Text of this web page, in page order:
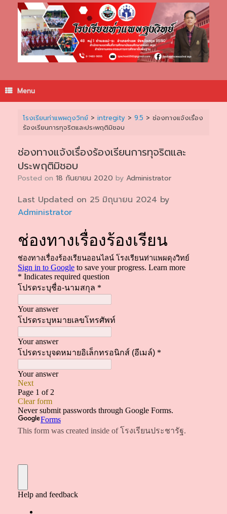
Menu
โรงเรียนท่าแพผดุงวิทย์> intregity> 9.5 > ช่องทางแจ้งเรื่อง
ร้องเรียนการทุจริตและประพฤติมิชอบ
ช่องทางแจ้งเรื่องร้องเรียนการทุจริตและ
ประพฤติมิชอบ
Posted on 18 กันยายน 2020 by Administrator
Last Updated on 25 มิถุนายน 2024 by
Administrator